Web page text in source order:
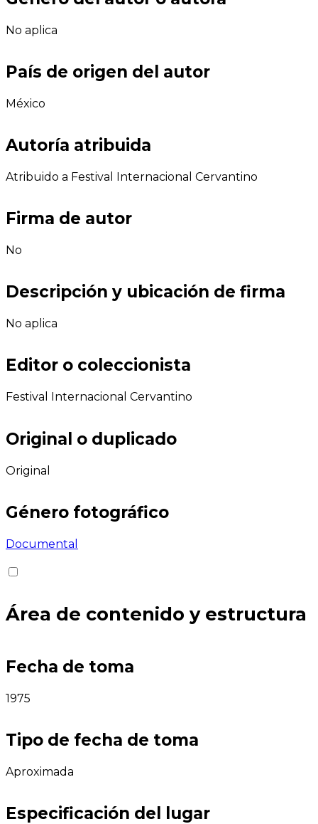
No aplica
País de origen del autor
México
Autoría atribuida
Atribuido a Festival Internacional Cervantino
Firma de autor
No
Descripción y ubicación de firma
No aplica
Editor o coleccionista
Festival Internacional Cervantino
Original o duplicado
Original
Género fotográfico
Documental
Área de contenido y estructura
Fecha de toma
1975
Tipo de fecha de toma
Aproximada
Especificación del lugar